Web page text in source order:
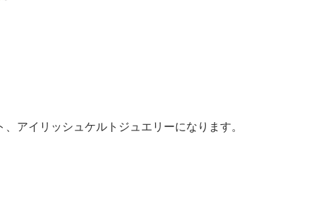
アイリッシュケルトジュエリーになります。